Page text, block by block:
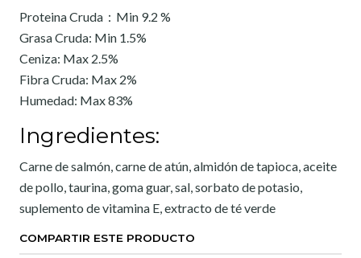
Proteina Cruda：Min 9.2 %
Grasa Cruda: Min 1.5%
Ceniza: Max 2.5%
Fibra Cruda: Max 2%
Humedad: Max 83%
Ingredientes:
Carne de salmón, carne de atún, almidón de tapioca, aceite
de pollo, taurina, goma guar, sal, sorbato de potasio,
suplemento de vitamina E, extracto de té verde
COMPARTIR ESTE PRODUCTO